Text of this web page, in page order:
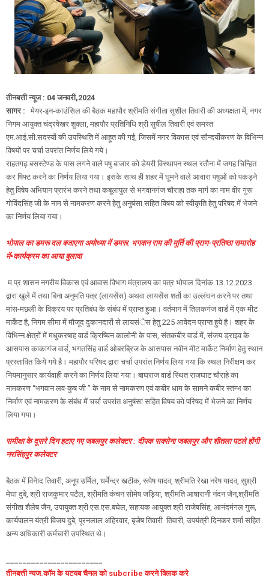
तीनबत्ती न्यूज : 04 जनवरी,2024
सागर :
मेयर-इन-काउंसिल की बैठक महापौर श्रीमति संगीता सुशील तिवारी की अध्यक्षता में, नगर
निगम आयुक्त चंद्रषेखर शुक्ला, महापौर प्रतिनिधि श्री सुषील तिवारी एवं समस्त
एम.आई.सी.सदस्यों की उपस्थिति में आहूत की गई, जिसमें नगर विकास एवं सौन्दर्यीकरण के विभिन्न
विषयों पर चर्चा उपरांत निर्णय लिये गये।
राहतगढ़ बसस्टेण्ड के पास लगने वाले पषु बाजार को डेयरी विस्थापन स्थल रतौना में जगह चिन्हित
कर षिफ्ट करने का निर्णय लिया गया। इसके साथ ही शहर में घूमने वाले आवारा पषुओं को पकड़ने
हेतु विषेष अभियान प्रारंभ करने तथा कबूलापुल से भगवानगंज चौराहा तक मार्ग का नाम वीर गुरू
गोविंदसिंह जी के नाम से नामकरण करने हेतु अनुषंसा सहित विषय को स्वीकृति हेतु परिषद में भेजने
का निर्णय लिया गया।
भोपाल का डमरू दल बजाएगा अयोध्या में डमरू: भगवान राम की मूर्ति की प्राण-प्रतिष्ठा समारोह
में▪️कार्यक्रम का आया बुलावा
म.प्र.शासन नगरीय विकास एवं आवास विभाग मंत्रालय का पत्र भोपाल दिनांक 13.12.2023
द्वारा खुले में तथा बिना अनुमति पत्र (लायसेंस) अथवा लायसेंस शर्तो का उल्लंघन करने पर तथा
मांस-मछली के विक्रय पर प्रतिबंध के संबंध में प्राप्त हुआ। वर्तमान में तिलकगंज वार्ड में एक मीट
मार्केट है, निगम सीमा में मौजूद दुकानदारों से लायसंेस हेतु 225 आवेदन प्राप्त हुये है। शहर के
विभिन्न क्षेत्रों में मधुकरषाह वार्ड क्रिष्चिन कालोनी के पास, संतकबीर वार्ड में, संजय ड्राइव के
आसपास काकागंज वार्ड, भगतसिंह वार्ड ओबरब्रिज के आसपास नवीन मीट मार्केट निर्माण हेतु स्थान
प्रस्तावित किये गये है। महापौर परिषद द्वारा चर्चा उपरांत निर्णय लिया गया कि स्थल निरीक्षण कर
नियमानुसार कार्यवाही करने का निर्णय लिया गया। बाघराज वार्ड स्थित राजघाट चौराहे का
नामकरण ‘‘भगवान लव-कुष जी ’’ के नाम से नामकरण एवं कबीर धाम के सामने कबीर स्तम्भ का
निर्माण एवं नामकरण के संबंध में चर्चा उपरांत अनुषंसा सहित विषय को परिषद में भेजने का निर्णय
लिया गया।
समीक्षा के दूसरे दिन हटाए गए जबलपुर कलेक्टर : दीपक सक्सेना जबलपुर और शीतला पटले होंगी
नरसिंहपुर कलेक्टर
बैठक में विनेाद तिवारी, अनूप उर्मिल, धर्मेन्द्र खटीक, रूपेष यादव, श्रीमति रेखा नरेष यादव, सुश्री
मेघा दुबे, श्री राजकुमार पटैल, श्रीमति कंचन सोमेष जड़िया, श्रीमति आषारानी नंदन जैन,श्रीमति
संगीता शैलेष जैन, उपायुक्त श्री एस.एस.बघेल, सहायक आयुक्त श्री राजेषसिंह, आनंदमंगल गुरू,
कार्यपालन यंत्री विजय दुबे, पूरनलाल अहिरवार, बृजेष तिवारी तिवारी, उपयंत्री दिनकर शर्मा सहित
अन्य अधिकारी कर्मचारी उपस्थित थे।
तीनबत्ती न्यूज.कॉम के यूट्यूब चैनल को subcribe करने क्लिक करे